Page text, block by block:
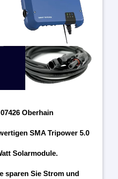
Oberhain
SMA Tripower 5.0
Solarmodule.
sparen Sie Strom und